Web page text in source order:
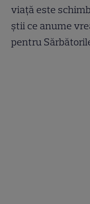
viață este
știi ce anume
pentru